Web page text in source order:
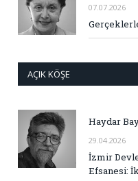
07.07.2026
AÇIK KÖŞE
Haydar
29.04.2026
İzmir
Efsanesi: